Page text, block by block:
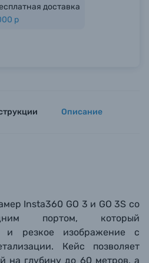
доставка
р
Описание
Insta360 GO 3 и GO 3S со
портом, который
и резкое изображение с
Кейс позволяет
на глубину до 60 метров, а